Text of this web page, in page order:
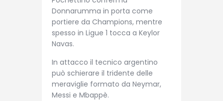
Donnarumma in porta come
portiere da Champions, mentre
spesso in Ligue 1 tocca a Keylor
Navas.
In attacco il tecnico argentino
può schierare il tridente delle
meraviglie formato da Neymar,
Messi e Mbappè.